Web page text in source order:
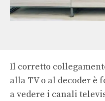
Il corretto
alla TV o al decoder è
a vedere i canali